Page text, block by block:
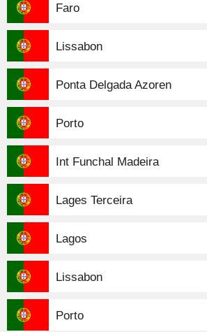
Faro
Lissabon
Ponta Delgada Azoren
Porto
Int Funchal Madeira
Lages Terceira
Lagos
Lissabon
Porto